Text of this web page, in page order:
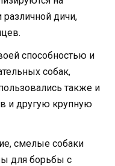
дичи,
способностью и
собак,
также и
и другую крупную
смелые собаки
для борьбы с